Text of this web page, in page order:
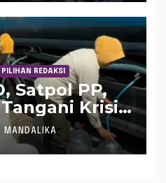
PILIHAN REDAKSI
Satpol PP,
Krisis
MANDALIKA